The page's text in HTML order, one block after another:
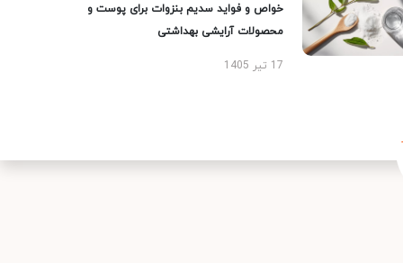
خواص و فواید سدیم بنزوات برای پوست و
محصولات آرایشی بهداشتی
17 تیر 1405